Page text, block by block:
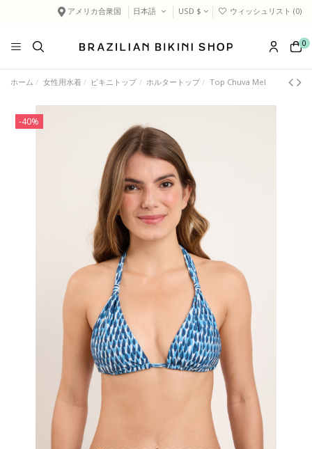
アメリカ合衆国 日本語 USD $ ウィッシュリスト (0)
0
ホーム 女性用水着 ビキニトップ ホルタートップ Top Chuva Mel
-40%